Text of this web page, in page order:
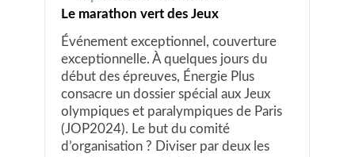
Le marathon vert des Jeux
Événement exceptionnel, couverture
exceptionnelle. À quelques jours du
début des épreuves, Énergie Plus
consacre un dossier spécial aux Jeux
olympiques et paralympiques de Paris
(JOP2024). Le but du comité
d’organisation ? Diviser par deux les